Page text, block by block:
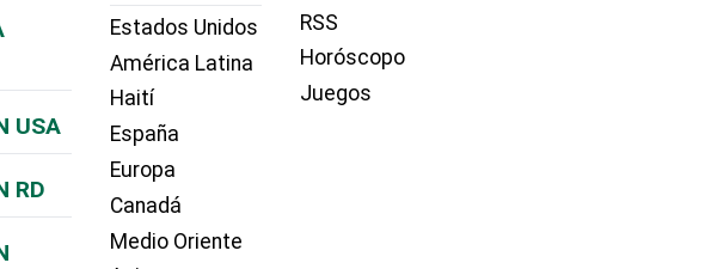
USA
RD
Estados Unidos
América Latina
Haití
España
Europa
Canadá
Medio Oriente
RSS
Horóscopo
Juegos